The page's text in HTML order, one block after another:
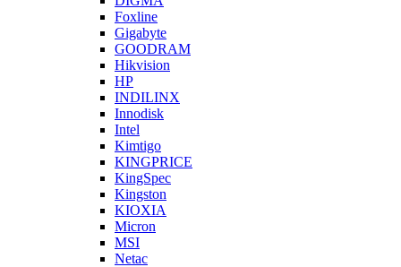
Foxline
Gigabyte
GOODRAM
Hikvision
HP
INDILINX
Innodisk
Intel
Kimtigo
KINGPRICE
KingSpec
Kingston
KIOXIA
Micron
MSI
Netac